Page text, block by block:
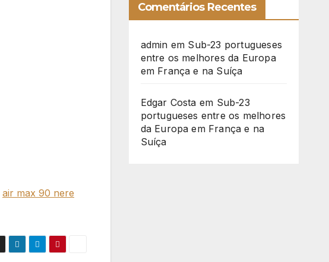
air max 90 nere
Comentários Recentes
admin em Sub-23 portugueses
entre os melhores da Europa
em França e na Suíça
Edgar Costa em Sub-23
portugueses entre os melhores
da Europa em França e na
Suíça